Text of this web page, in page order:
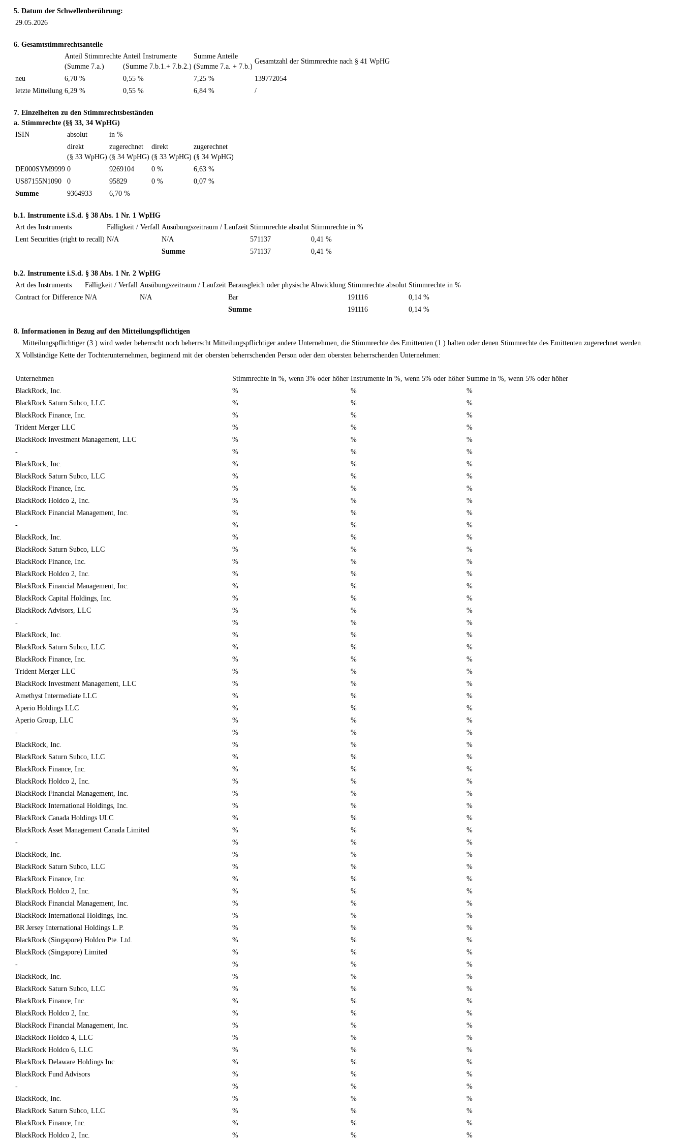
5. Datum der Schwellenberührung:
29.05.2026
6. Gesamtstimmrechtsanteile
Anteil Stimmrechte
(Summe 7.a.)
Anteil Instrumente
(Summe 7.b.1.+ 7.b.2.)
Summe Anteile
(Summe 7.a. + 7.b.)
Gesamtzahl der Stimmrechte nach § 41 WpHG
neu 6,70 % 0,55 % 7,25 %
139772054
letzte Mitteilung 6,29 % 0,55 % 6,84 % /
7. Einzelheiten zu den Stimmrechtsbeständen
a. Stimmrechte (§§ 33, 34 WpHG)
ISIN
absolut
in %
direkt
(§ 33 WpHG)
zugerechnet
(§ 34 WpHG)
direkt
(§ 33 WpHG)
zugerechnet
(§ 34 WpHG)
DE000SYM9999 0 9269104 0 %
6,63 %
US87155N1090
0 95829 0 %
0,07 %
Summe
9364933 6,70 %
b.1. Instrumente i.S.d. § 38 Abs. 1 Nr. 1 WpHG
Art des Instruments
Fälligkeit / Verfall Ausübungszeitraum / Laufzeit Stimmrechte absolut Stimmrechte in %
Lent Securities (right to recall) N/A N/A 571137
0,41 %
Summe
571137 0,41 %
b.2. Instrumente i.S.d. § 38 Abs. 1 Nr. 2 WpHG
Art des Instruments
Fälligkeit / Verfall Ausübungszeitraum / Laufzeit Barausgleich oder physische Abwicklung Stimmrechte absolut Stimmrechte in %
Contract for Difference N/A N/A Bar 191116
0,14 %
Summe
191116 0,14 %
8. Informationen in Bezug auf den Mitteilungspflichtigen
Mitteilungspflichtiger (3.) wird weder beherrscht noch beherrscht Mitteilungspflichtiger andere Unternehmen, die Stimmrechte des Emittenten (1.) halten oder denen Stimmrechte des Emittenten zugerechnet werden.
X Vollständige Kette der Tochterunternehmen, beginnend mit der obersten beherrschenden Person oder dem obersten beherrschenden Unternehmen:
Unternehmen Stimmrechte in %, wenn 3% oder höher Instrumente in %, wenn 5% oder höher Summe in %, wenn 5% oder höher
BlackRock, Inc.
% %
%
BlackRock Saturn Subco, LLC
% %
%
BlackRock Finance, Inc.
% %
%
Trident Merger LLC
% %
%
BlackRock Investment Management, LLC
% %
%
-
% %
%
BlackRock, Inc.
% %
%
BlackRock Saturn Subco, LLC
% %
%
BlackRock Finance, Inc.
% %
%
BlackRock Holdco 2, Inc.
% %
%
BlackRock Financial Management, Inc.
% %
%
-
% %
%
BlackRock, Inc.
% %
%
BlackRock Saturn Subco, LLC
% %
%
BlackRock Finance, Inc.
% %
%
BlackRock Holdco 2, Inc.
% %
%
BlackRock Financial Management, Inc.
% %
%
BlackRock Capital Holdings, Inc.
% %
%
BlackRock Advisors, LLC
% %
%
-
% %
%
BlackRock, Inc.
% %
%
BlackRock Saturn Subco, LLC
% %
%
BlackRock Finance, Inc.
% %
%
Trident Merger LLC
% %
%
BlackRock Investment Management, LLC
% %
%
Amethyst Intermediate LLC
% %
%
Aperio Holdings LLC
% %
%
Aperio Group, LLC
% %
%
-
% %
%
BlackRock, Inc.
% %
%
BlackRock Saturn Subco, LLC
% %
%
BlackRock Finance, Inc.
% %
%
BlackRock Holdco 2, Inc.
% %
%
BlackRock Financial Management, Inc.
% %
%
BlackRock International Holdings, Inc.
% %
%
BlackRock Canada Holdings ULC
% %
%
BlackRock Asset Management Canada Limited
% %
%
-
% %
%
BlackRock, Inc.
% %
%
BlackRock Saturn Subco, LLC
% %
%
BlackRock Finance, Inc.
% %
%
BlackRock Holdco 2, Inc.
% %
%
BlackRock Financial Management, Inc.
% %
%
BlackRock International Holdings, Inc.
% %
%
BR Jersey International Holdings L.P.
% %
%
BlackRock (Singapore) Holdco Pte. Ltd.
% %
%
BlackRock (Singapore) Limited
% %
%
-
% %
%
BlackRock, Inc.
% %
%
BlackRock Saturn Subco, LLC
% %
%
BlackRock Finance, Inc.
% %
%
BlackRock Holdco 2, Inc.
% %
%
BlackRock Financial Management, Inc.
% %
%
BlackRock Holdco 4, LLC
% %
%
BlackRock Holdco 6, LLC
% %
%
BlackRock Delaware Holdings Inc.
% %
%
BlackRock Fund Advisors
% %
%
-
% %
%
BlackRock, Inc.
% %
%
BlackRock Saturn Subco, LLC
% %
%
BlackRock Finance, Inc.
% %
%
BlackRock Holdco 2, Inc.
% % %